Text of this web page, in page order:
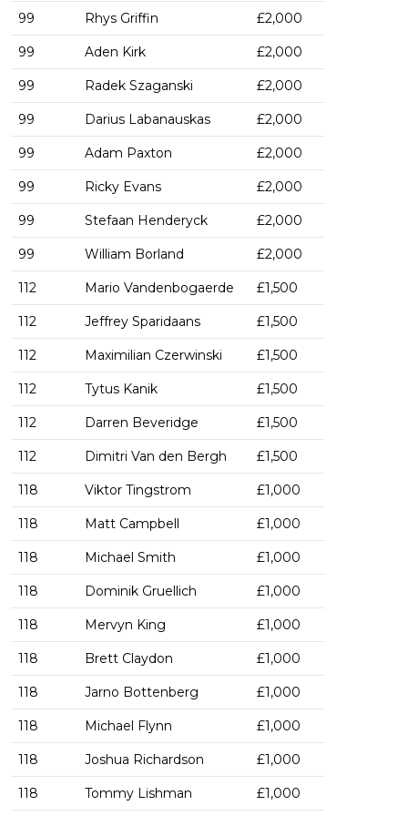
99 Rhys Griffin £2,000
99 Aden Kirk £2,000
99 Radek Szaganski £2,000
99 Darius Labanauskas £2,000
99 Adam Paxton £2,000
99 Ricky Evans £2,000
99 Stefaan Henderyck £2,000
99 William Borland £2,000
112 Mario Vandenbogaerde £1,500
112 Jeffrey Sparidaans £1,500
112 Maximilian Czerwinski £1,500
112 Tytus Kanik £1,500
112 Darren Beveridge £1,500
112 Dimitri Van den Bergh £1,500
118 Viktor Tingstrom £1,000
118 Matt Campbell £1,000
118 Michael Smith £1,000
118 Dominik Gruellich £1,000
118 Mervyn King £1,000
118 Brett Claydon £1,000
118 Jarno Bottenberg £1,000
118 Michael Flynn £1,000
118 Joshua Richardson £1,000
118 Tommy Lishman £1,000